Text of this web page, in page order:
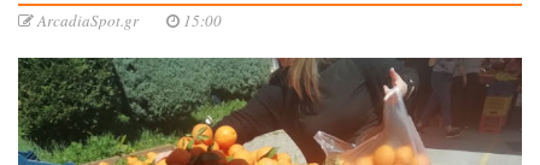
ArcadiaSpot.gr 15:00